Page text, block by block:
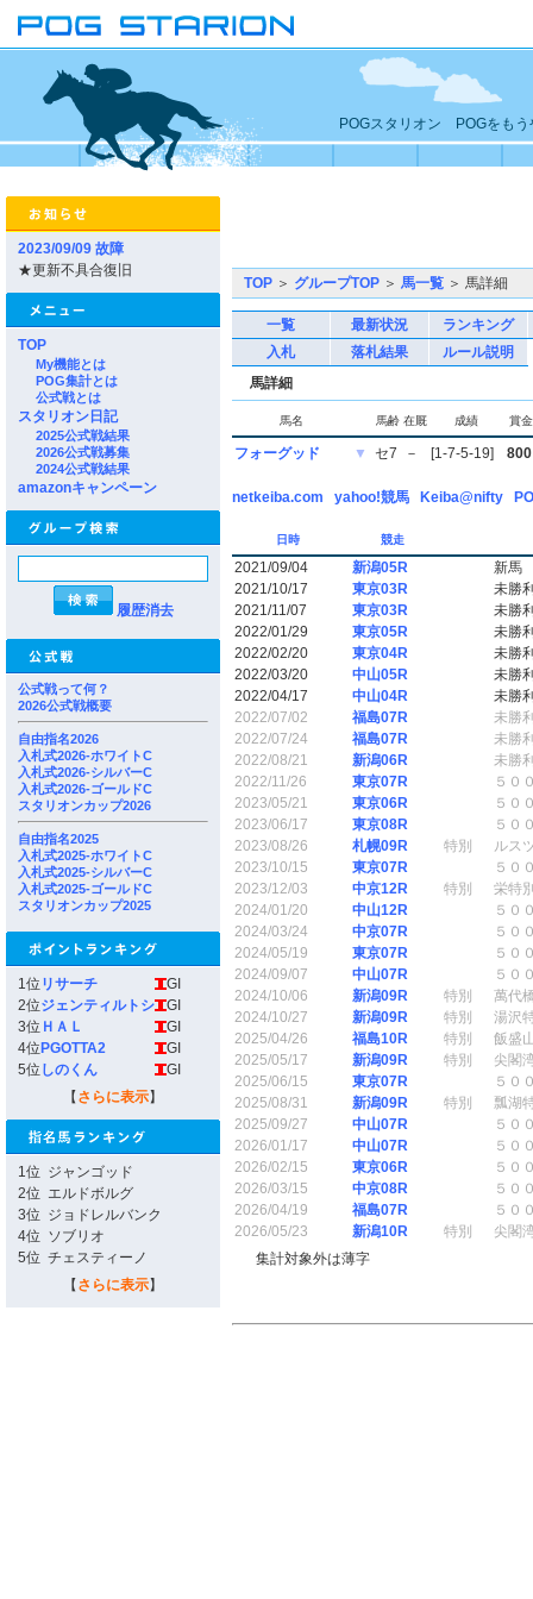
POGスタリオン POGをもう
2023/09/09 故障
★更新不具合復旧
TOP
My機能とは
POG集計とは
公式戦とは
スタリオン日記
2025公式戦結果
2026公式戦募集
2024公式戦結果
amazonキャンペーン
履歴消去
公式戦って何？
2026公式戦概要
自由指名2026
入札式2026-ホワイトC
入札式2026-シルバーC
入札式2026-ゴールドC
スタリオンカップ2026
自由指名2025
入札式2025-ホワイトC
入札式2025-シルバーC
入札式2025-ゴールドC
スタリオンカップ2025
1位 リサーチ
GI
2位ジェンティルトシ
GI
3位 ＨＡＬ
GI
4位 PGOTTA2
GI
5位 しのくん
GI
【 さらに表示】
1位 ジャンゴッド
2位 エルドボルグ
3位 ジョドレルバンク
4位 ソブリオ
5位 チェスティーノ
【 さらに表示】
TOP ＞ グループTOP ＞ 馬一覧 ＞ 馬詳細
一覧 最新状況
ランキング
入札
落札結果
ルール説明
馬詳細
馬名 馬齢 在厩 成績 賞金
フォーグッド ▼ セ7 － [1-7-5-19] 800
netkeiba.com yahoo!競馬 Keiba@nifty
日時 競走
2021/09/04 新潟05R
新馬
2021/10/17
東京03R
未勝
2021/11/07
東京03R
未勝
2022/01/29
東京05R
未勝
2022/02/20
東京04R
未勝
2022/03/20
中山05R
未勝
2022/04/17
中山04R
未勝
2022/07/02
福島07R
未勝
2022/07/24
福島07R
未勝
2022/08/21
新潟06R
未勝
2022/11/26
東京07R
５０
2023/05/21
東京06R
５０
2023/06/17
東京08R
５０
2023/08/26
札幌09R 特別
ルス
2023/10/15
東京07R
５０
2023/12/03
中京12R 特別
栄特
2024/01/20
中山12R
５０
2024/03/24
中京07R
５０
2024/05/19
東京07R
５０
2024/09/07
中山07R
５０
2024/10/06
新潟09R 特別
萬代
2024/10/27
新潟09R 特別
湯沢
2025/04/26
福島10R 特別
飯盛
2025/05/17
新潟09R 特別
尖閣
2025/06/15
東京07R
５０
2025/08/31
新潟09R 特別
瓢湖
2025/09/27
中山07R
５０
2026/01/17
中山07R
５０
2026/02/15
東京06R
５０
2026/03/15
中京08R
５０
2026/04/19
福島07R
５０
2026/05/23
新潟10R 特別
尖閣
集計対象外は薄字